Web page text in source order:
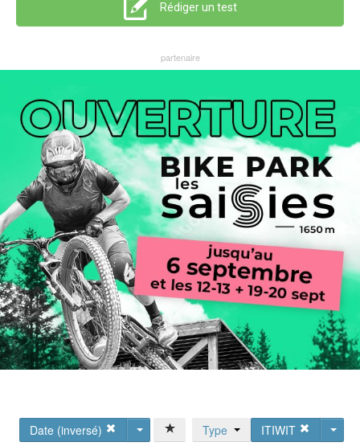
Rédiger un test
Date (inversé) ITIWIT
Type